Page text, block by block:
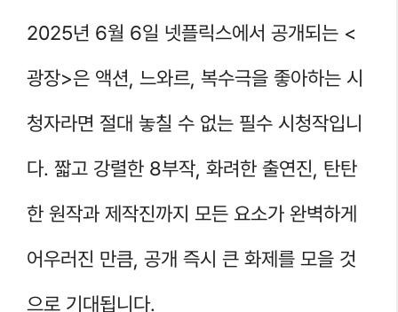
2025년 6월 6일 넷플릭스에서 공개되는 <
광장>은 액션, 느와르, 복수극을 좋아하는 시
청자라면 절대 놓칠 수 없는 필수 시청작입니
다. 짧고 강렬한 8부작, 화려한 출연진, 탄탄
한 원작과 제작진까지 모든 요소가 완벽하게
어우러진 만큼, 공개 즉시 큰 화제를 모을 것
으로 기대됩니다.